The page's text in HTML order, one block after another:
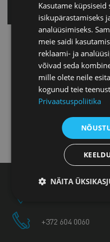
Tallinnas
Tartu esindus
Pärnu esindus
Kuressaare esindus
Eesti Kaubandus-
+372 604 0060
Kasutame küpsiseid
isikupärastamiseks
analüüsimiseks.
meie saidi
reklaami- ja
võivad seda
mille olete neile
kogunud teie
Privaatsuspoliitika
NÄITA